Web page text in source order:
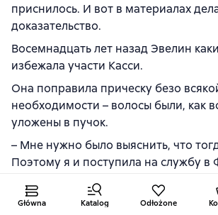
Główna Katalog Odłożone
приснилось. И вот в материалах
доказательство.
Восемнадцать лет назад Эвелин
избежала участи Касси.
Она поправила прическу безо
необходимости – волосы были, как
уложены в пучок.
– Мне нужно было выяснить, что
Поэтому я и поступила на службу в
Дэн тоже вдруг озаботился
сердито растрепал волосы над